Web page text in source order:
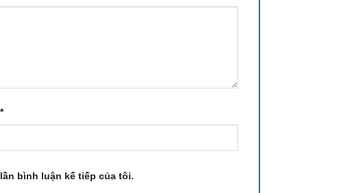
*
bình luận kế tiếp của tôi.